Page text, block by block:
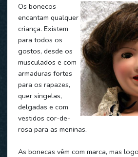
Os bonecos
encantam qualquer
criança. Existem
para todos os
gostos, desde os
musculados e com
armaduras fortes
para os rapazes,
quer singelas,
delgadas e com
vestidos cor-de-
rosa para as meninas.
As bonecas vêm com marca, mas